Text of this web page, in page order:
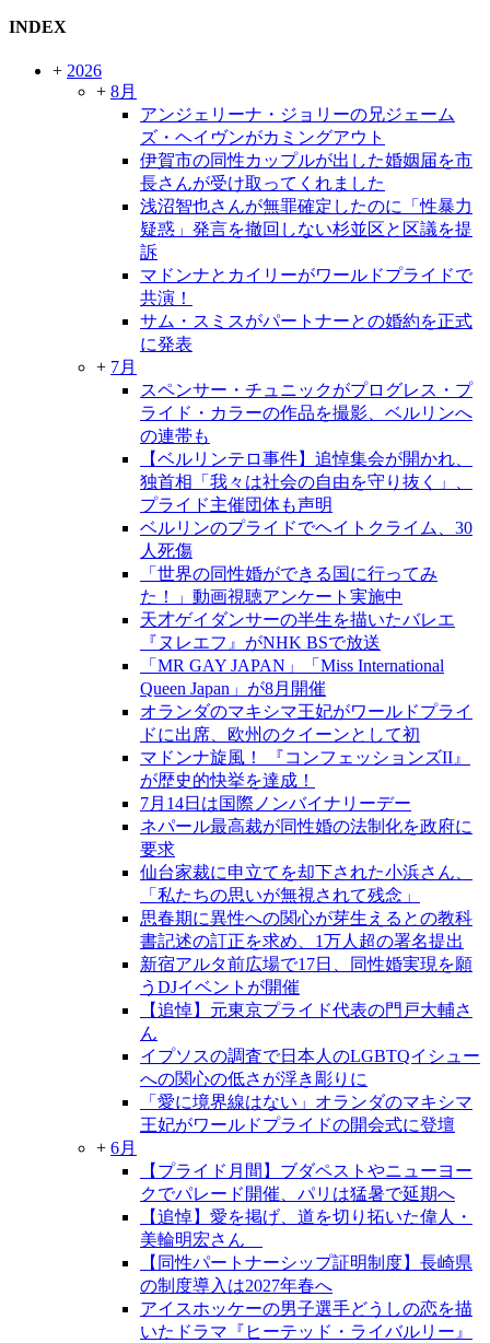
INDEX
+ 2026
+ 8月
アンジェリーナ・ジョリーの兄ジェーム
ズ・ヘイヴンがカミングアウト
伊賀市の同性カップルが出した婚姻届を市
長さんが受け取ってくれました
浅沼智也さんが無罪確定したのに「性暴力
疑惑」発言を撤回しない杉並区と区議を提
訴
マドンナとカイリーがワールドプライドで
共演！
サム・スミスがパートナーとの婚約を正式
に発表
+ 7月
スペンサー・チュニックがプログレス・プ
ライド・カラーの作品を撮影、ベルリンへ
の連帯も
【ベルリンテロ事件】追悼集会が開かれ、
独首相「我々は社会の自由を守り抜く」、
プライド主催団体も声明
ベルリンのプライドでヘイトクライム、30
人死傷
「世界の同性婚ができる国に行ってみ
た！」動画視聴アンケート実施中
天才ゲイダンサーの半生を描いたバレエ
『ヌレエフ』がNHK BSで放送
「MR GAY JAPAN」「Miss International
Queen Japan」が8月開催
オランダのマキシマ王妃がワールドプライ
ドに出席、欧州のクイーンとして初
マドンナ旋風！ 『コンフェッションズII』
が歴史的快挙を達成！
7月14日は国際ノンバイナリーデー
ネパール最高裁が同性婚の法制化を政府に
要求
仙台家裁に申立てを却下された小浜さん、
「私たちの思いが無視されて残念」
思春期に異性への関心が芽生えるとの教科
書記述の訂正を求め、1万人超の署名提出
新宿アルタ前広場で17日、同性婚実現を願
うDJイベントが開催
【追悼】元東京プライド代表の門戸大輔さ
ん
イプソスの調査で日本人のLGBTQイシュー
への関心の低さが浮き彫りに
「愛に境界線はない」オランダのマキシマ
王妃がワールドプライドの開会式に登壇
+ 6月
【プライド月間】ブダペストやニューヨー
クでパレード開催、パリは猛暑で延期へ
【追悼】愛を掲げ、道を切り拓いた偉人・
美輪明宏さん
【同性パートナーシップ証明制度】長崎県
の制度導入は2027年春へ
アイスホッケーの男子選手どうしの恋を描
いたドラマ『ヒーテッド・ライバルリー』